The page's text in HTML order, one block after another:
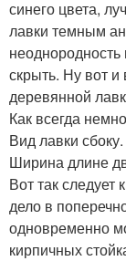
синего цвета,
лавки темным
скрыть. Ну вот
деревянной
Как всегда
Вид лавки
Ширина длине
Вот так следует
дело в
одновременно
кирпичных